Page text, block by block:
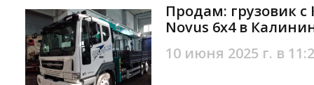
Продам: грузовик с
Novus 6х4 в
10 июня 2025 г. в